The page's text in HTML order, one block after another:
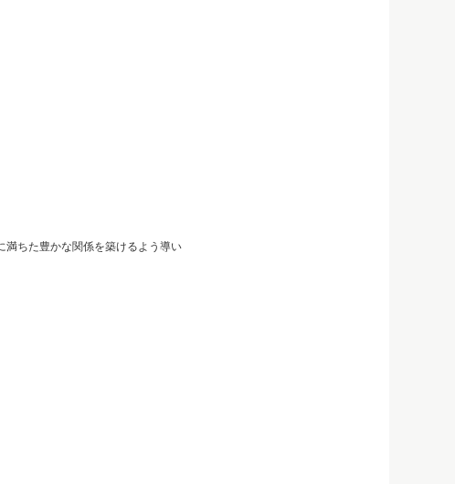
満ちた豊かな関係を築けるよう導い